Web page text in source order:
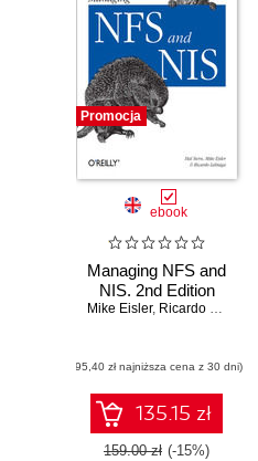
Promocja
ebook
Managing NFS and
NIS. 2nd Edition
Mike Eisler, Ricardo Labiaga
(95,40 zł najniższa cena z 30 dni)
135.15 zł
159.00 zł (-15%)